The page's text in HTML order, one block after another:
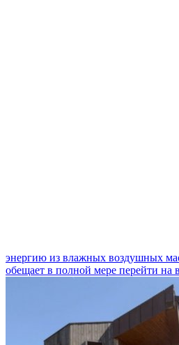
энергию из влажных воздушных
обещает в полной мере перейти на